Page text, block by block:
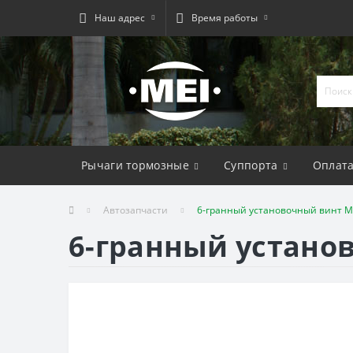
Наш адрес Время работы
Рычаги тормозные Суппорта
Автозапчасти 6-гранный установочный винт
6-гранный